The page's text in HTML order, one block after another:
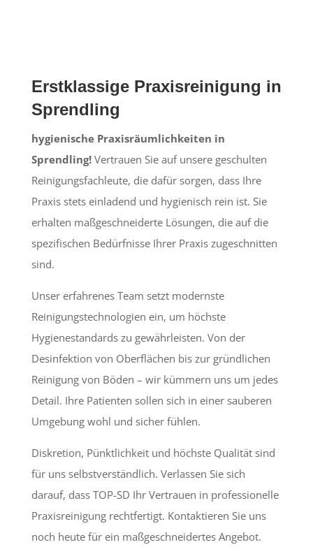
Erstklassige Praxisreinigung in
Sprendling
hygienische Praxisräumlichkeiten in
Sprendling!Vertrauen Sie auf unsere geschulten
Reinigungsfachleute, die dafür sorgen, dass Ihre
Praxis stets einladend und hygienisch rein ist. Sie
erhalten maßgeschneiderte Lösungen, die auf die
spezifischen Bedürfnisse Ihrer Praxis zugeschnitten
sind.
Unser erfahrenes Team setzt modernste
Reinigungstechnologien ein, um höchste
Hygienestandards zu gewährleisten. Von der
Desinfektion von Oberflächen bis zur gründlichen
Reinigung von Böden – wir kümmern uns um jedes
Detail. Ihre Patienten sollen sich in einer sauberen
Umgebung wohl und sicher fühlen.
Diskretion, Pünktlichkeit und höchste Qualität sind
für uns selbstverständlich. Verlassen Sie sich
darauf, dass TOP-SD Ihr Vertrauen in professionelle
Praxisreinigung rechtfertigt. Kontaktieren Sie uns
noch heute für ein maßgeschneidertes Angebot.